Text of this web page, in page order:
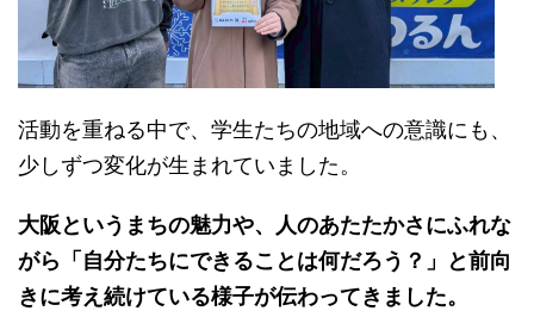
活動を重ねる中で、学生たちの地域への意識にも、
少しずつ変化が生まれていました。
大阪というまちの魅力や、人のあたたかさにふれな
がら「自分たちにできることは何だろう？」と前向
きに考え続けている様子が伝わってきました。